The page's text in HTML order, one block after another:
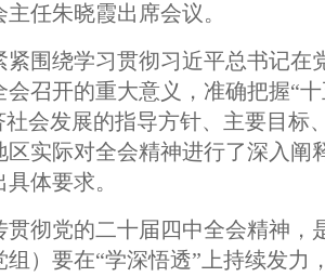
任朱晓霞出席会议。
围绕学习贯彻习近平总书记在
召开的重大意义，准确把握“
社会发展的指导方针、主要目
区实际对全会精神进行了深入
体要求。
贯彻党的二十届四中全会精神
）要在“学深悟透”上持续发